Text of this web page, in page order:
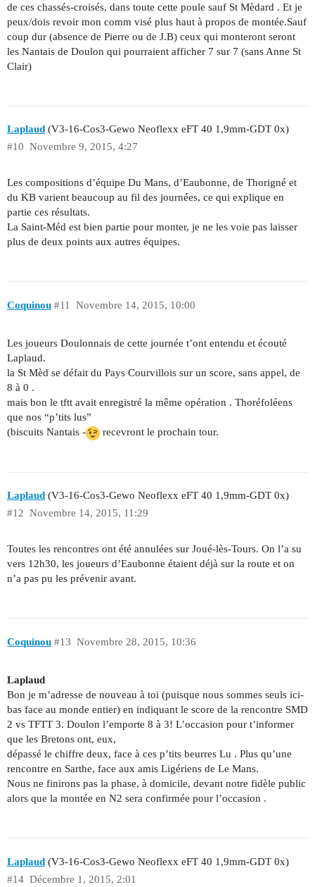
de ces chassés-croisés, dans toute cette poule sauf St Mèdard . Et je
peux/dois revoir mon comm visé plus haut à propos de montée.Sauf
coup dur (absence de Pierre ou de J.B) ceux qui monteront seront
les Nantais de Doulon qui pourraient afficher 7 sur 7 (sans Anne St
Clair)
Laplaud (V3-16-Cos3-Gewo Neoflexx eFT 40 1,9mm-GDT 0x)
Novembre 9, 2015, 4:27
#10
Les compositions d’équipe Du Mans, d’Eaubonne, de Thorigné et
du KB varient beaucoup au fil des journées, ce qui explique en
partie ces résultats.
La Saint-Méd est bien partie pour monter, je ne les voie pas laisser
plus de deux points aux autres équipes.
Coquinou Novembre 14, 2015, 10:00
#11
Les joueurs Doulonnais de cette journée t’ont entendu et écouté
Laplaud.
la St Mèd se défait du Pays Courvillois sur un score, sans appel, de
8 à 0 .
mais bon le tftt avait enregistré la même opération . Thoréfoléens
que nos “p’tits lus”
(biscuits Nantais -
recevront le prochain tour.
Laplaud (V3-16-Cos3-Gewo Neoflexx eFT 40 1,9mm-GDT 0x)
Novembre 14, 2015, 11:29
#12
Toutes les rencontres ont été annulées sur Joué-lès-Tours. On l’a su
vers 12h30, les joueurs d’Eaubonne étaient déjà sur la route et on
n’a pas pu les prévenir avant.
Coquinou Novembre 28, 2015, 10:36
#13
Laplaud
Bon je m’adresse de nouveau à toi (puisque nous sommes seuls ici-
bas face au monde entier) en indiquant le score de la rencontre SMD
2 vs TFTT 3. Doulon l’emporte 8 à 3! L’occasion pour t’informer
que les Bretons ont, eux,
dépassé le chiffre deux, face à ces p’tits beurres Lu . Plus qu’une
rencontre en Sarthe, face aux amis Ligériens de Le Mans.
Nous ne finirons pas la phase, à domicile, devant notre fidèle public
alors que la montée en N2 sera confirmée pour l’occasion .
Laplaud (V3-16-Cos3-Gewo Neoflexx eFT 40 1,9mm-GDT 0x)
Décembre 1, 2015, 2:01
#14